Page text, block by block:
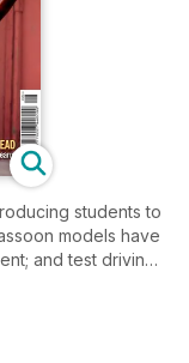
students to
models have
and test driving
new range of
presence of hub